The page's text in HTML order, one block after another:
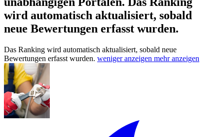
wird automatisch aktualisiert, sobald
neue Bewertungen erfasst wurden.
Das Ranking wird automatisch aktualisiert, sobald neue
Bewertungen erfasst wurden. weniger anzeigen mehr anzeigen